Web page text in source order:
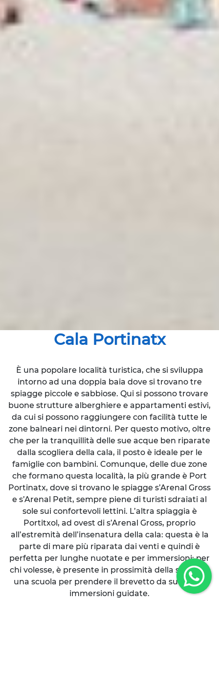
Cala Portinatx
È una popolare località turistica, che si sviluppa
intorno ad una doppia baia dove si trovano tre
spiagge piccole e sabbiose. Qui si possono trovare
buone strutture alberghiere e appartamenti estivi,
da cui si possono raggiungere con facilità tutte le
zone balneari nei dintorni. Per questo motivo, oltre
che per la tranquillità delle sue acque ben riparate
dalla scogliera della cala, il posto è ideale per le
famiglie con bambini. Comunque, delle due zone
che formano questa località, la più grande è Port
Portinatx, dove si trovano le spiagge s’Arenal Gross
e s’Arenal Petit, sempre piene di turisti sdraiati al
sole sui confortevoli lettini. L’altra spiaggia è
Portitxol, ad ovest di s’Arenal Gross, proprio
all’estremità dell’insenatura della cala: questa è la
parte di mare più riparata dai venti e quindi è
perfetta per lunghe nuotate e per immersioni; per
chi volesse, è presente in prossimità della spiaggia
una scuola per prendere il brevetto da sub o per
immersioni guidate.